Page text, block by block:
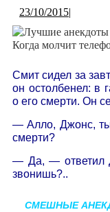
23/10/201523/10/
|
Смит сидел за
он остолбенел: в
о его смерти. Он
— Алло, Джонс, ты
смерти?
— Да, — ответил
звонишь?..
СМЕШНЫЕ